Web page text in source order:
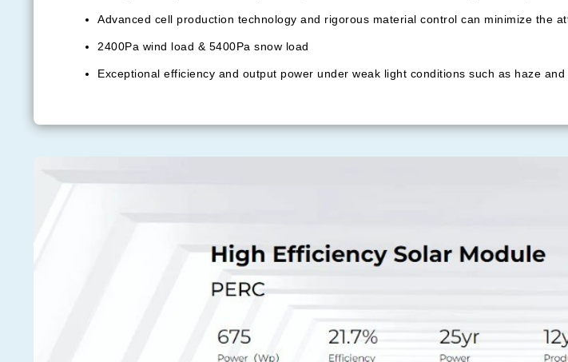
Advanced cell production technology and rigorous material control can minimize the
2400Pa wind load & 5400Pa snow load
Exceptional efficiency and output power under weak light conditions such as haze